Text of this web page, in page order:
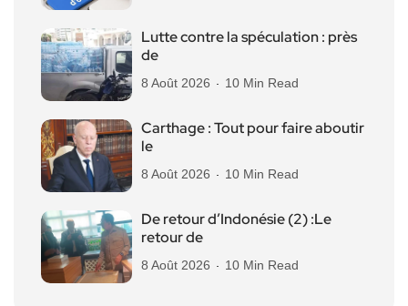
Lutte contre la spéculation : près
de
8 Août 2026 10 Min Read
Carthage : Tout pour faire aboutir
le
8 Août 2026 10 Min Read
De retour d’Indonésie (2) :Le
retour de
8 Août 2026 10 Min Read